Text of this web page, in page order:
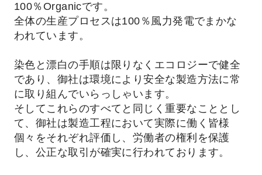
100％Organicです。
全体の生産プロセスは100％風力発電でまかな
われています。
染色と漂白の手順は限りなくエコロジーで健全
であり、御社は環境により安全な製造方法に常
に取り組んでいらっしゃいます。
そしてこれらのすべてと同じく重要なこととし
て、御社は製造工程において実際に働く皆様
個々をそれぞれ評価し、労働者の権利を保護
し、公正な取引が確実に行われております。